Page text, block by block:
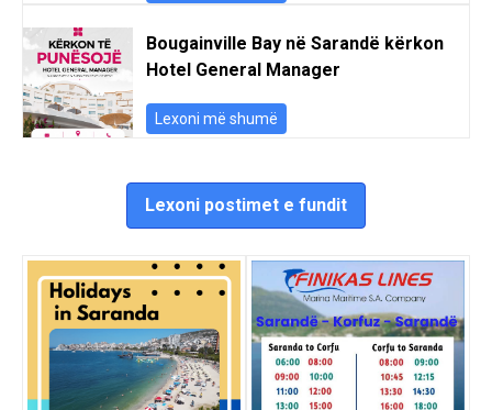
Bougainville Bay në Sarandë kërkon
Hotel General Manager
Lexoni më shumë
Lexoni postimet e fundit